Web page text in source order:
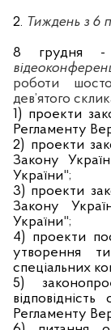
2. Тиждень з 6
8 грудня
роботи
дев’ятого
1) проекти
Регламенту
2) проекти
Закону
України";
3) проекти
Закону
України";
4) проекти
утворення
спеціальних
5)
Регламенту